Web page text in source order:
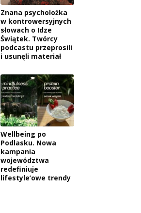
Znana psycholożka
w kontrowersyjnych
słowach o Idze
Świątek. Twórcy
podcastu przeprosili
i usunęli materiał
Wellbeing po
Podlasku. Nowa
kampania
województwa
redefiniuje
lifestyle’owe trendy